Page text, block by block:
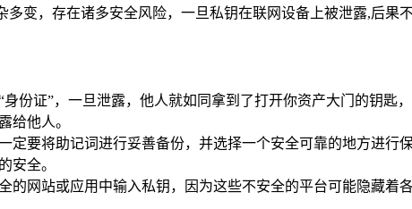
变，存在诸多安全风险，一旦私钥在联网设备上被泄露,后果不
份证”，一旦泄露，他人就如同拿到了打开你资产大门的钥匙
给他人。
要将助记词进行妥善备份，并选择一个安全可靠的地方进行
安全。
网站或应用中输入私钥，因为这些不安全的平台可能隐藏着